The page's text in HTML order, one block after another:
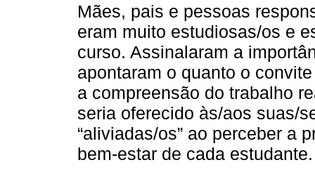
Mães, pais e pessoas
eram muito estudiosas/os e
curso. Assinalaram a
apontaram o quanto o
a compreensão do trabalho
seria oferecido às/aos suas/
“aliviadas/os” ao perceber a
bem-estar de cada estudante.